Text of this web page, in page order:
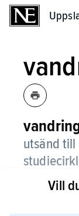
utsänd
vanligen
Vill